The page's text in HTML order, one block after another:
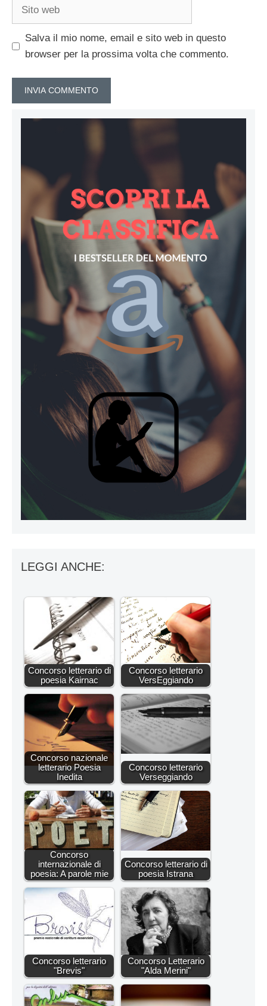
Sito
Salva il mio nome, email e sito web in questo
browser per la prossima volta che commento.
LEGGI ANCHE:
Concorso letterario di
poesia Kairnac
Concorso letterario
VersEggiando
Concorso nazionale
letterario Poesia
Inedita
Concorso letterario
Verseggiando
Concorso
internazionale di
poesia: A parole mie
Concorso letterario di
poesia Istrana
Concorso letterario
"Brevis"
Concorso Letterario
"Alda Merini"